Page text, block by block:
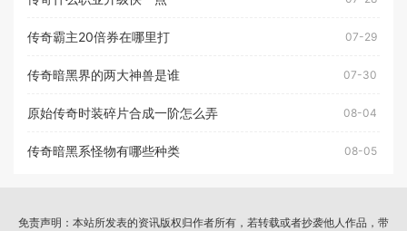
传奇霸主20倍券在哪里打 07-29
传奇暗黑界的两大神兽是谁 07-30
原始传奇时装碎片合成一阶怎么弄 08-04
传奇暗黑系怪物有哪些种类 08-05
免责声明：本站所发表的资讯版权归作者所有，若转载或者抄袭他人作品，带